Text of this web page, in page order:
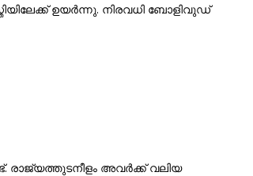
ഉയർന്നു. നിരവധി ബോളിവുഡ്
അവർക്ക് വലിയ